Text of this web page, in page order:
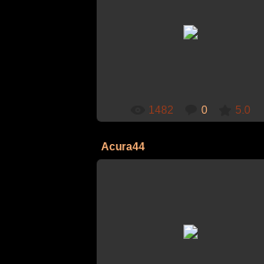
Nissan 350Z
1482 0 5.0
Acura44
2006-11-05